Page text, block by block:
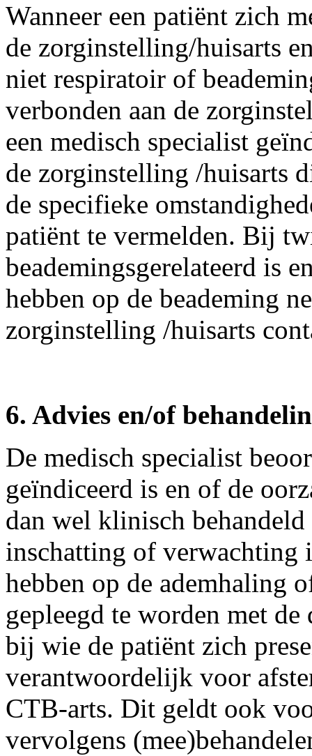
Wanneer een patiënt zich
de zorginstelling/huisarts
niet respiratoir of
verbonden aan de
een medisch specialist
de zorginstelling /huisarts
de specifieke
patiënt te vermelden. Bij
beademingsgerelateerd is
hebben op de beademing
zorginstelling /huisarts
6. Advies en/of
De medisch specialist
geïndiceerd is en of de
dan wel klinisch
inschatting of verwachting
hebben op de ademhaling
gepleegd te worden met
bij wie de patiënt zich
verantwoordelijk voor
CTB-arts. Dit geldt ook
vervolgens